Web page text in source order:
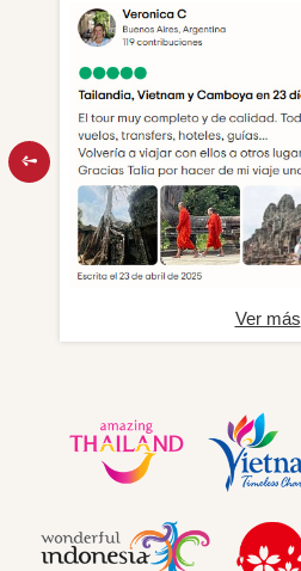
Ver más